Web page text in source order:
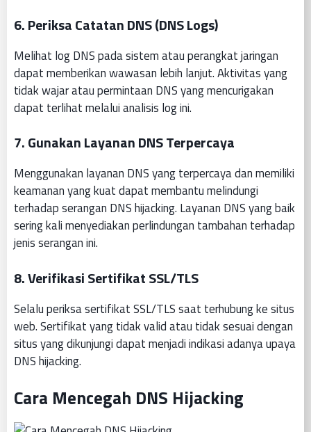
6. Periksa Catatan DNS (DNS Logs)
Melihat log DNS pada sistem atau perangkat jaringan
dapat memberikan wawasan lebih lanjut. Aktivitas yang
tidak wajar atau permintaan DNS yang mencurigakan
dapat terlihat melalui analisis log ini.
7. Gunakan Layanan DNS Terpercaya
Menggunakan layanan DNS yang terpercaya dan memiliki
keamanan yang kuat dapat membantu melindungi
terhadap serangan DNS hijacking. Layanan DNS yang baik
sering kali menyediakan perlindungan tambahan terhadap
jenis serangan ini.
8. Verifikasi Sertifikat SSL/TLS
Selalu periksa sertifikat SSL/TLS saat terhubung ke situs
web. Sertifikat yang tidak valid atau tidak sesuai dengan
situs yang dikunjungi dapat menjadi indikasi adanya upaya
DNS hijacking.
Cara Mencegah DNS Hijacking